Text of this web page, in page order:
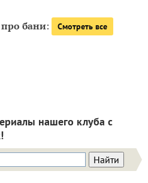
про бани: Смотреть все
нашего клуба с